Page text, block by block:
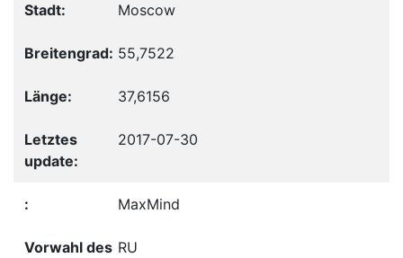
Moscow
55,7522
37,6156
2017-07-30
MaxMind
RU